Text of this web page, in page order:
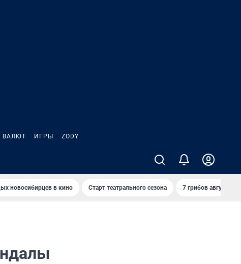
ВАЛЮТ ИГРЫ ZODY
новосибирцев в кино Старт театрального сезона 7 грибов августа